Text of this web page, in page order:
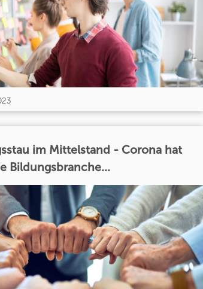
im Mittelstand - Corona hat
Bildungsbranche...